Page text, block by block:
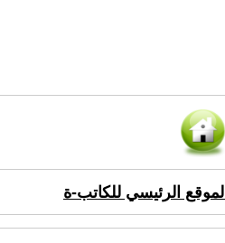
الموقع الرئيسي للكاتب-ة